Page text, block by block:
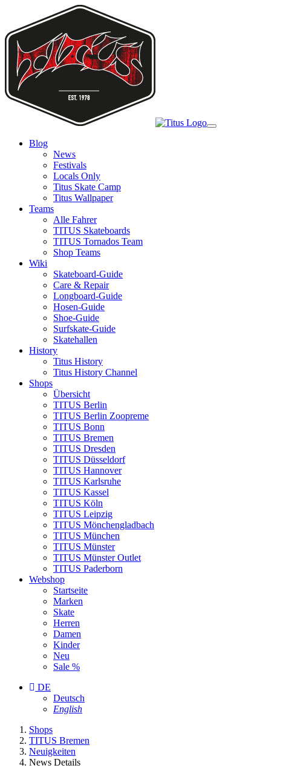
main
content
Toggle
Blog
News
Festivals
Locals Only
Titus Skate Camp
Titus Wallpaper
Teams
Alle Fahrer
TITUS Skateboards
TITUS Tornados Team
Shop Teams
Wiki
Skateboard-Guide
Care & Repair
Longboard-Guide
Hosen-Guide
Shoe-Guide
Surfskate-Guide
Skatehallen
History
Titus History
Titus History Channel
Shops
Übersicht
TITUS Berlin
TITUS Berlin Zoopreme
TITUS Bonn
TITUS Bremen
TITUS Dresden
TITUS Düsseldorf
TITUS Hannover
TITUS Karlsruhe
TITUS Kassel
TITUS Köln
TITUS Leipzig
TITUS Mönchengladbach
TITUS München
TITUS Münster
TITUS Münster Outlet
TITUS Paderborn
Webshop
Startseite
Marken
Skate
Herren
Damen
Kinder
Neu
Sale %
DE
Deutsch
English
here:
Shops
TITUS Bremen
Neuigkeiten
News Details